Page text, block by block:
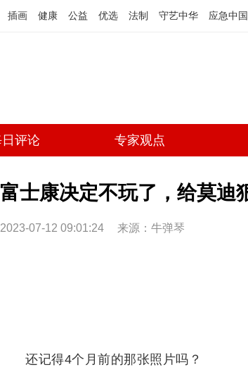
插画 健康 公益 优选 法制 守艺中华 应急中国
评论 专家观点
富士康决定不玩了，给莫迪
2023-07-12 09:01:24 来源：牛弹琴
还记得4个月前的那张照片吗？